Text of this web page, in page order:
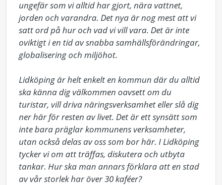
ungefär som vi alltid har gjort, nära vattnet,
jorden och varandra. Det nya är nog mest att vi
satt ord på hur och vad vi vill vara. Det är inte
oviktigt i en tid av snabba samhällsförändringar,
globalisering och miljöhot.
Lidköping är helt enkelt en kommun där du alltid
ska känna dig välkommen oavsett om du
turistar, vill driva näringsverksamhet eller slå dig
ner här för resten av livet. Det är ett synsätt som
inte bara präglar kommunens verksamheter,
utan också delas av oss som bor här. I Lidköping
tycker vi om att träffas, diskutera och utbyta
tankar. Hur ska man annars förklara att en stad
av vår storlek har över 30 kaféer?